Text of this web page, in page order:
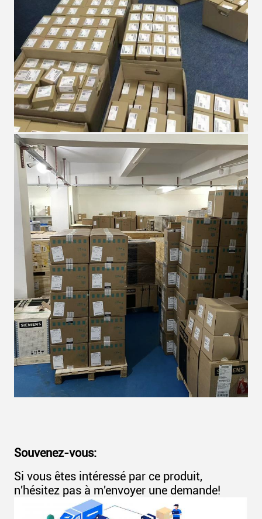
Souvenez-vous:
Si vous êtes intéressé par ce produit,
n'hésitez pas à m'envoyer une demande!